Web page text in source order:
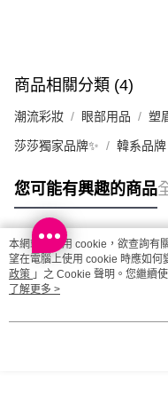
商品相關分類 (4)
潮流彩妝 眼部用品 塑
莎莎獨家品牌✨ 韓系品牌
您可能有興趣的商品
熱門標籤
熱銷排行
本網站中使用 cookie，欲查詢有
望在電腦上使用 cookie 時應如何
政策 」之 Cookie 聲明。您繼續
條款之 Cookie 聲明使用 cookie。
了解更多 >